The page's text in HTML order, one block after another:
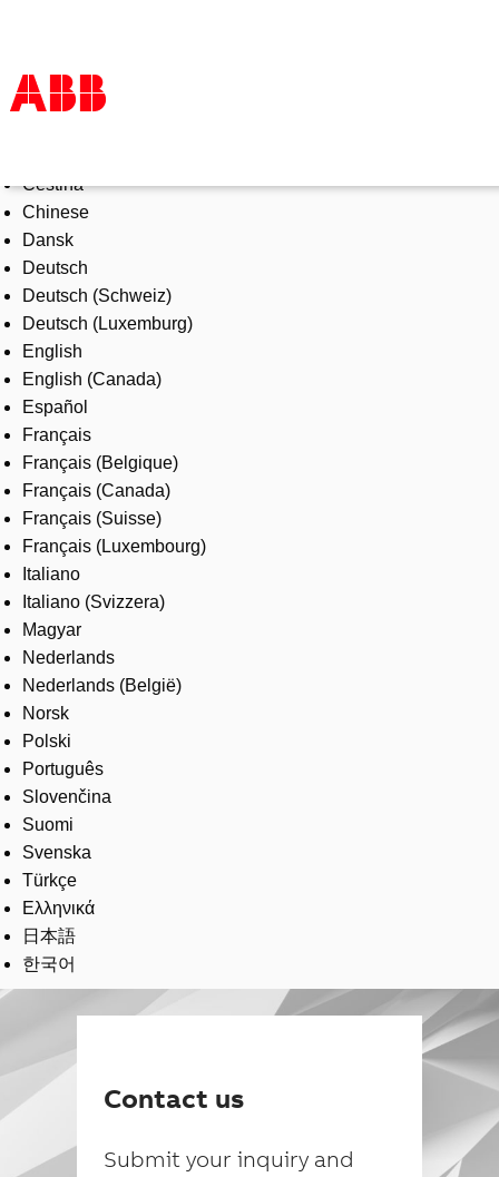
Products & Solutions
Industries
Services
About us
Where to buy
Contact us
Careers
Čeština
Chinese
Dansk
Deutsch
Deutsch (Schweiz)
Deutsch (Luxemburg)
English
English (Canada)
Español
Français
Français (Belgique)
Français (Canada)
Français (Suisse)
Français (Luxembourg)
Italiano
Italiano (Svizzera)
Magyar
Nederlands
Nederlands (België)
Norsk
Polski
Português
Slovenčina
Suomi
Svenska
Türkçe
Ελληνικά
日本語
한국어
Contact us
Submit your inquiry and